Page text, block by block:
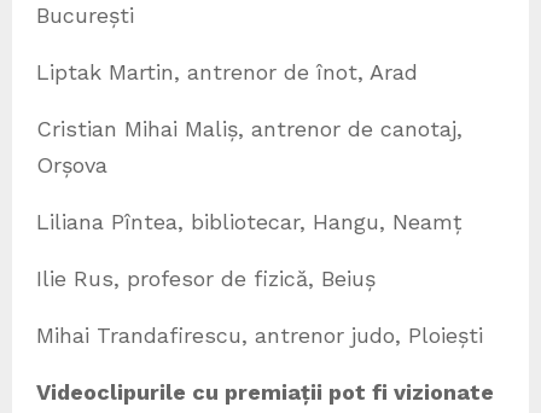
București
Liptak Martin, antrenor de înot, Arad
Cristian Mihai Maliș, antrenor de canotaj,
Orșova
Liliana Pîntea, bibliotecar, Hangu, Neamț
Ilie Rus, profesor de fizică, Beiuș
Mihai Trandafirescu, antrenor judo, Ploiești
Videoclipurile cu premiații pot fi vizionate